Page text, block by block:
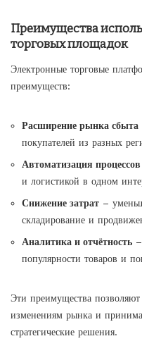
Преимущества
торговых площадок
Электронные торговые
преимуществ:
Расширение рынка сбыта
покупателей из разных
Автоматизация процессов
и логистикой в одном
Снижение затрат –
складирование и
Аналитика и отчётность
популярности товаров и
Эти преимущества позволяют
изменениям рынка и
стратегические решения.